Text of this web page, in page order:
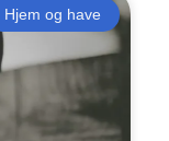
Hjem og have